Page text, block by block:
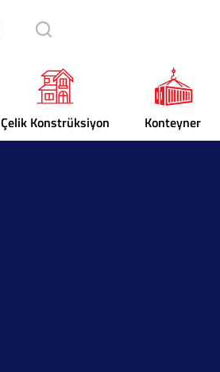
Çelik Konstrüksiyon Konteyner